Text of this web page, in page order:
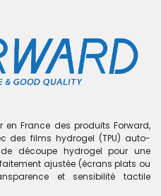
0 articles trouvés.
trouvé aucun
!
la catégorieA13s - A137.
en France des produits Forward,
des films hydrogel (TPU) auto-
découpe hydrogel pour une
ajustée (écrans plats ou
et sensibilité tactile